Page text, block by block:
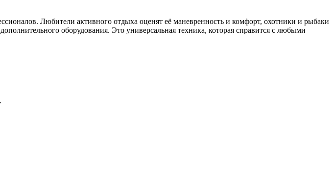
Любители активного отдыха оценят её маневренность и комфорт, охотники и рыбаки
оборудования. Это универсальная техника, которая справится с любыми